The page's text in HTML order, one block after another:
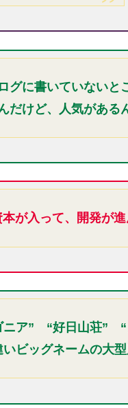
グに書いていない
だけど、人気がある
本が入って、開発が
ニア” “好日山荘”
ビッグネームの大